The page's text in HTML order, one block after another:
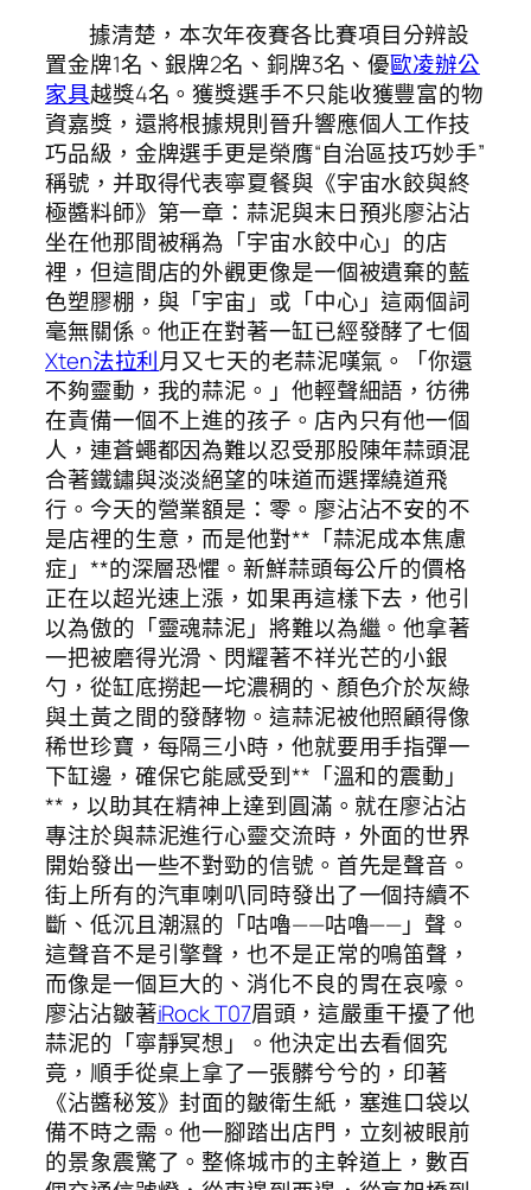
據清楚，本次年夜賽各比賽項目分辨設
置金牌1名、銀牌2名、銅牌3名、優歐凌辦公
家具越獎4名。獲獎選手不只能收獲豐富的物
資嘉獎，還將根據規則晉升響應個人工作技
巧品級，金牌選手更是榮膺“自治區技巧妙手”
稱號，并取得代表寧夏餐與《宇宙水餃與終
極醬料師》第一章：蒜泥與末日預兆廖沾沾
坐在他那間被稱為「宇宙水餃中心」的店
裡，但這間店的外觀更像是一個被遺棄的藍
色塑膠棚，與「宇宙」或「中心」這兩個詞
毫無關係。他正在對著一缸已經發酵了七個
Xten法拉利月又七天的老蒜泥嘆氣。「你還
不夠靈動，我的蒜泥。」他輕聲細語，彷彿
在責備一個不上進的孩子。店內只有他一個
人，連蒼蠅都因為難以忍受那股陳年蒜頭混
合著鐵鏽與淡淡絕望的味道而選擇繞道飛
行。今天的營業額是：零。廖沾沾不安的不
是店裡的生意，而是他對**「蒜泥成本焦慮
症」**的深層恐懼。新鮮蒜頭每公斤的價格
正在以超光速上漲，如果再這樣下去，他引
以為傲的「靈魂蒜泥」將難以為繼。他拿著
一把被磨得光滑、閃耀著不祥光芒的小銀
勺，從缸底撈起一坨濃稠的、顏色介於灰綠
與土黃之間的發酵物。這蒜泥被他照顧得像
稀世珍寶，每隔三小時，他就要用手指彈一
下缸邊，確保它能感受到**「溫和的震動」
**，以助其在精神上達到圓滿。就在廖沾沾
專注於與蒜泥進行心靈交流時，外面的世界
開始發出一些不對勁的信號。首先是聲音。
街上所有的汽車喇叭同時發出了一個持續不
斷、低沉且潮濕的「咕嚕——咕嚕——」聲。
這聲音不是引擎聲，也不是正常的鳴笛聲，
而像是一個巨大的、消化不良的胃在哀嚎。
廖沾沾皺著iRock T07眉頭，這嚴重干擾了他
蒜泥的「寧靜冥想」。他決定出去看個究
竟，順手從桌上拿了一張髒兮兮的，印著
《沾醬秘笈》封面的皺衛生紙，塞進口袋以
備不時之需。他一腳踏出店門，立刻被眼前
的景象震驚了。整條城市的主幹道上，數百